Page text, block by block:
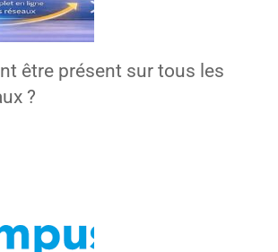
être présent sur tous les
?